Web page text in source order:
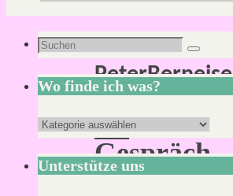
Schlagwort:
Im
Gespräch
mit
Suchen
nach:
Suchen
Wo finde ich was?
Wo
finde
ich
Unterstütze uns